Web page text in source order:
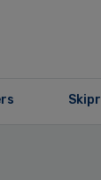
Skipr